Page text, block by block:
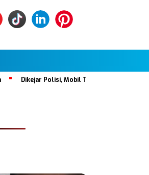
Polisi, Mobil Tabrak Satu Keluarga di